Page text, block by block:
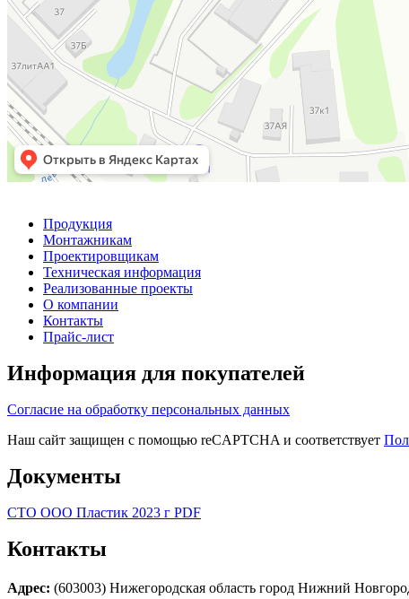
Продукция
Монтажникам
Проектировщикам
Техническая информация
Реализованные проекты
О компании
Контакты
Прайс-лист
Информация для покупателей
Согласие на обработку персональных данных
Наш сайт защищен с помощью reCAPTCHA и соответствует
Документы
СТО ООО Пластик 2023 г PDF
Контакты
Адрес: (603003) Нижегородская область город Нижний